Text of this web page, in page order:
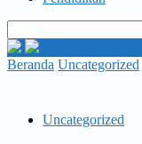
Beranda Uncategorized
Uncategorized